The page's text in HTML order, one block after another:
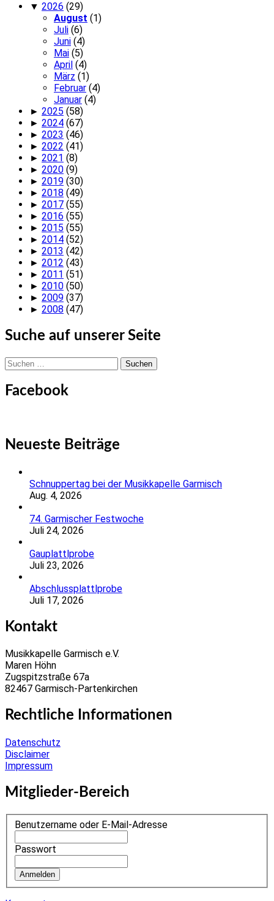
▼ 2026 (29)
August (1)
Juli (6)
Juni (4)
Mai (5)
April (4)
März (1)
Februar (4)
Januar (4)
► 2025 (58)
► 2024 (67)
► 2023 (46)
► 2022 (41)
► 2021 (8)
► 2020 (9)
► 2019 (30)
► 2018 (49)
► 2017 (55)
► 2016 (55)
► 2015 (55)
► 2014 (52)
► 2013 (42)
► 2012 (43)
► 2011 (51)
► 2010 (50)
► 2009 (37)
► 2008 (47)
Suche auf unserer Seite
Suchen
nach:
Facebook
Neueste Beiträge
Schnuppertag bei der Musikkapelle Garmisch
Aug. 4, 2026
74. Garmischer Festwoche
Juli 24, 2026
Gauplattlprobe
Juli 23, 2026
Abschlussplattlprobe
Juli 17, 2026
Kontakt
Musikkapelle Garmisch e.V.
Maren Höhn
Zugspitzstraße 67a
82467 Garmisch-Partenkirchen
Rechtliche Informationen
Datenschutz
Disclaimer
Impressum
Mitglieder-Bereich
Benutzername oder E-Mail-Adresse
Passwort